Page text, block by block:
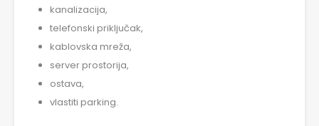
kanalizacija,
telefonski priključak,
kablovska mreža,
server prostorija,
ostava,
vlastiti parking.